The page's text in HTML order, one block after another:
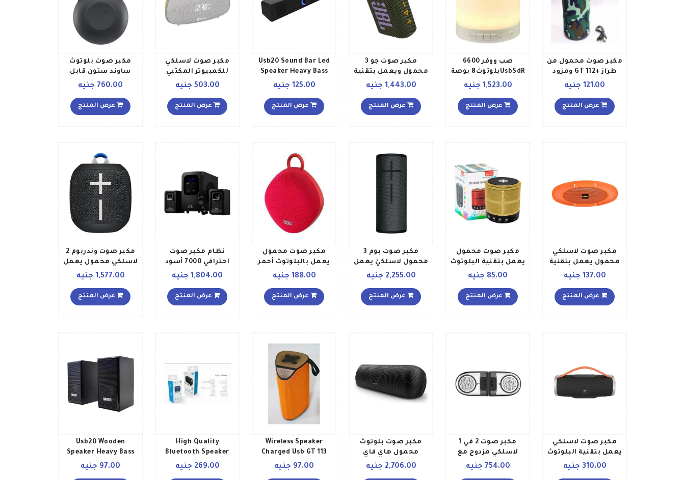
مكبر صوت محمول من
طراز +GT 112 ومزود
بإضاءة ويعمل بتقنية
NOOELAVAF008 متعدد
121.00 جنيه
عرض المنتج
صب ووفر 6600
UsbSdRبلوتوث8 بوصة
TG SB B010 أسود
1,523.00 جنيه
عرض المنتج
مكبر صوت جو 3
محمول ويعمل بتقنية
البلوتوث أخضر
1,443.00 جنيه
عرض المنتج
Usb20 Sound Bar Led
Speaker Heavy Bass
High Quality Sound
125.00 جنيه
عرض المنتج
مكبر صوت لاسلكي
للكمبيوتر المكتبي
أصفررمادي
503.00 جنيه
عرض المنتج
مكبر صوت بلوتوث
ساوند ستون قابل
للنقل أسود
760.00 جنيه
عرض المنتج
مكبر صوت لاسلكي
محمول يعمل بتقنية
البلوتوث برتقالي
137.00 جنيه
عرض المنتج
مكبر صوت محمول
يعمل بتقنية البلوتوث
ذهبي أسود
85.00 جنيه
عرض المنتج
مكبر صوت بوم 3
محمول لاسلكيّ يعمل
بخاصية البلوتوث طراز
001360 أسود
2,255.00 جنيه
عرض المنتج
مكبر صوت محمول
يعمل بالبلوتوث أحمر
188.00 جنيه
عرض المنتج
نظام مكبر صوت
احترافي 7000 أسود
1,804.00 جنيه
عرض المنتج
مكبر صوت وندربوم 2
لاسلكي محمول يعمل
بالبلوتوث لون أسود
1,577.00 جنيه
عرض المنتج
مكبر صوت لاسلكي
يعمل بتقنية البلوتوث
أسود
310.00 جنيه
مكبر صوت 2 في 1
لاسلكي مزدوج مع
جهير بتصميم صغير
754.00 جنيه
مكبر صوت بلوتوث
محمول هاي فاي
ساوند كور موشن أسود
2,706.00 جنيه
Wireless Speaker
Charged Usb GT 113
Multicolour
97.00 جنيه
High Quality
Bluetooth Speaker
SBS130 أسود
269.00 جنيه
Usb20 Wooden
Speaker Heavy Bass
High Quality Sound
97.00 جنيه